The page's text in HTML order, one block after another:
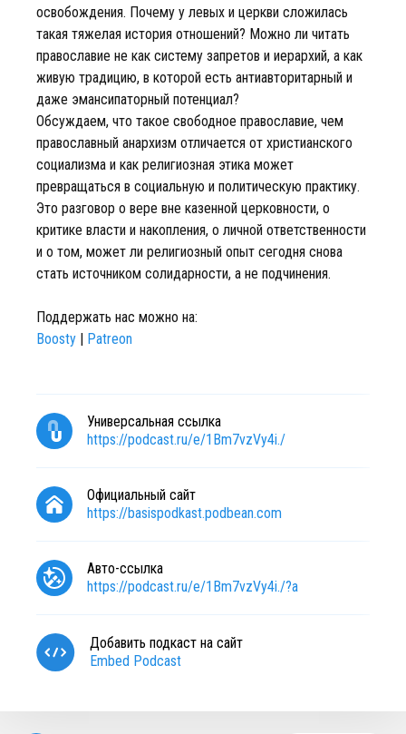
освобождения. Почему у левых и церкви сложилась
такая тяжелая история отношений? Можно ли читать
православие не как систему запретов и иерархий, а как
живую традицию, в которой есть антиавторитарный и
даже эмансипаторный потенциал?
Обсуждаем, что такое свободное православие, чем
православный анархизм отличается от христианского
социализма и как религиозная этика может
превращаться в социальную и политическую практику.
Это разговор о вере вне казенной церковности, о
критике власти и накопления, о личной ответственности
и о том, может ли религиозный опыт сегодня снова
стать источником солидарности, а не подчинения.
Поддержать нас можно на:
Boosty | Patreon
Универсальная ссылка
https://podcast.ru/e/1Bm7vzVy4i./
Официальный сайт
https://basispodkast.podbean.com
Авто-ссылка
https://podcast.ru/e/1Bm7vzVy4i./?a
Добавить подкаст на сайт
Embed Podcast